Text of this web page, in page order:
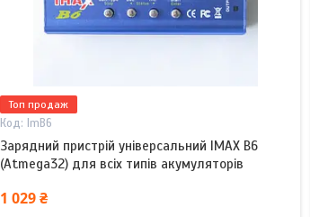
Топ продаж
ImB6
Зарядний пристрій універсальний IMAX B6
(Atmega32) для всіх типів акумуляторів
1 029 ₴